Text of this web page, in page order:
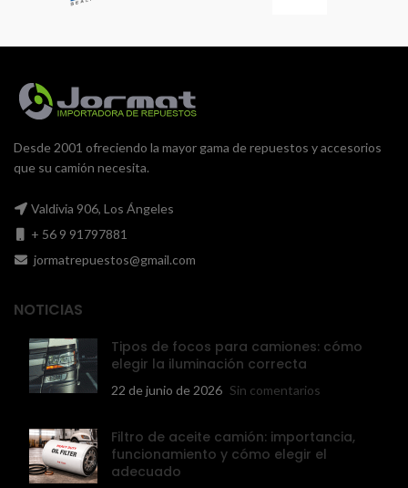
Desde 2001 ofreciendo la mayor gama de repuestos y accesorios
que su camión necesita.
Valdivia 906, Los Ángeles
+ 56 9 91797881
jormatrepuestos@gmail.com
NOTICIAS
Tipos de focos para camiones: cómo
elegir la iluminación correcta
22 de junio de 2026 Sin comentarios
Filtro de aceite camión: importancia,
funcionamiento y cómo elegir el
adecuado